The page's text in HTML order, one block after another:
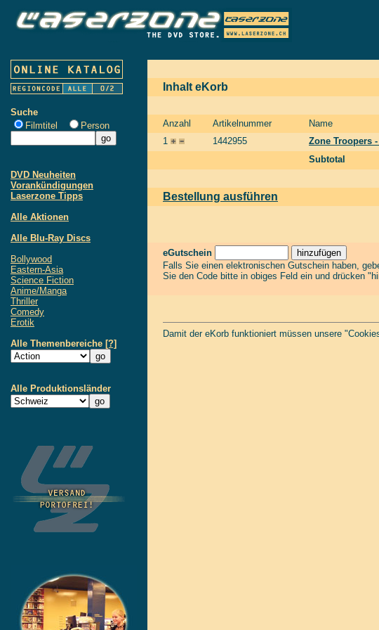
Suche
Filmtitel
Person
DVD Neuheiten
Vorankündigungen
Laserzone Tipps
Alle Aktionen
Alle Blu-Ray Discs
Bollywood
Eastern-Asia
Science Fiction
Anime/Manga
Thriller
Comedy
Erotik
Alle Themenbereiche [?]
Alle Produktionsländer
Inhalt eKorb
Anzahl Artikelnummer Name
1
1442955 Zone Troopers
Subtotal
Bestellung ausführen
eGutschein
Falls Sie einen elektronischen Gutschein haben,
Sie den Code bitte in obiges Feld ein und drücken
Damit der eKorb funktioniert müssen unsere